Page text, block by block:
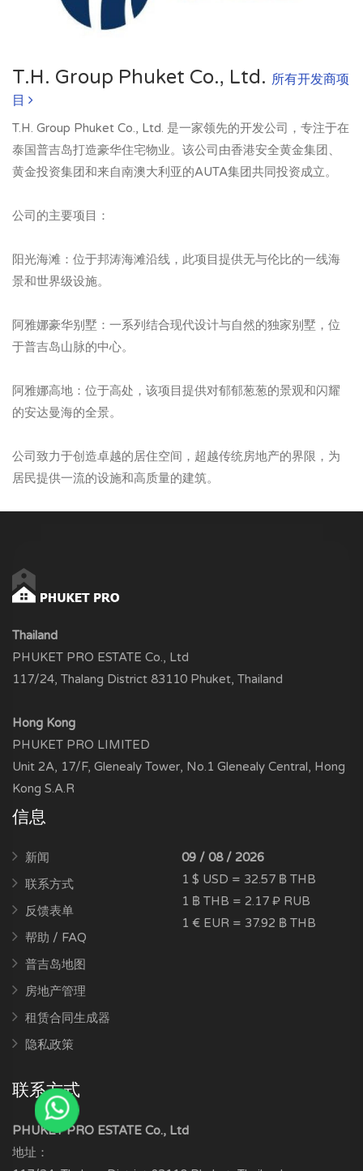
T.H. Group Phuket Co., Ltd. 所有开发商项
目
T.H. Group Phuket Co., Ltd. 是一家领先的开发公司，专注于在
泰国普吉岛打造豪华住宅物业。该公司由香港安全黄金集团、
黄金投资集团和来自南澳大利亚的AUTA集团共同投资成立。
公司的主要项目：
阳光海滩：位于邦涛海滩沿线，此项目提供无与伦比的一线海
景和世界级设施。
阿雅娜豪华别墅：一系列结合现代设计与自然的独家别墅，位
于普吉岛山脉的中心。
阿雅娜高地：位于高处，该项目提供对郁郁葱葱的景观和闪耀
的安达曼海的全景。
公司致力于创造卓越的居住空间，超越传统房地产的界限，为
居民提供一流的设施和高质量的建筑。
Thailand
PHUKET PRO ESTATE Co., Ltd
117/24, Thalang District 83110 Phuket, Thailand
Hong Kong
PHUKET PRO LIMITED
Unit 2A, 17/F, Glenealy Tower, No.1 Glenealy Central, Hong
Kong S.A.R
信息
新闻
联系方式
反馈表单
帮助 / FAQ
普吉岛地图
房地产管理
租赁合同生成器
隐私政策
09 / 08 / 2026
1 $ USD = 32.57 ฿ THB
1 ฿ THB = 2.17 ₽ RUB
1 € EUR = 37.92 ฿ THB
联系方式
PHUKET PRO ESTATE Co., Ltd
地址：